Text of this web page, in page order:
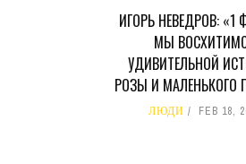
ИГОРЬ НЕВЕДРОВ: «1
МЫ
УДИВИТЕЛЬНОЙ
РОЗЫ И МАЛЕНЬКОГО
ЛЮДИ FEB 18,